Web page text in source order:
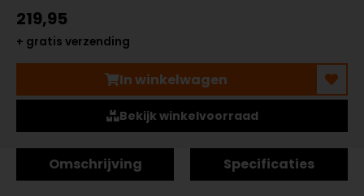
219,95
+ gratis verzending
In winkelwagen
Bekijk winkelvoorraad
Omschrijving Specificaties